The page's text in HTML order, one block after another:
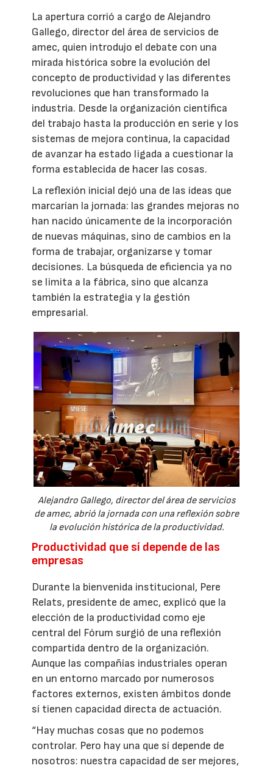
La apertura corrió a cargo de Alejandro
Gallego, director del área de servicios de
amec, quien introdujo el debate con una
mirada histórica sobre la evolución del
concepto de productividad y las diferentes
revoluciones que han transformado la
industria. Desde la organización científica
del trabajo hasta la producción en serie y los
sistemas de mejora continua, la capacidad
de avanzar ha estado ligada a cuestionar la
forma establecida de hacer las cosas.
La reflexión inicial dejó una de las ideas que
marcarían la jornada: las grandes mejoras no
han nacido únicamente de la incorporación
de nuevas máquinas, sino de cambios en la
forma de trabajar, organizarse y tomar
decisiones. La búsqueda de eficiencia ya no
se limita a la fábrica, sino que alcanza
también la estrategia y la gestión
empresarial.
Alejandro Gallego, director del área de servicios
de amec, abrió la jornada con una reflexión sobre
la evolución histórica de la productividad.
Productividad que sí depende de las
empresas
Durante la bienvenida institucional, Pere
Relats, presidente de amec, explicó que la
elección de la productividad como eje
central del Fórum surgió de una reflexión
compartida dentro de la organización.
Aunque las compañías industriales operan
en un entorno marcado por numerosos
factores externos, existen ámbitos donde
sí tienen capacidad directa de actuación.
“Hay muchas cosas que no podemos
controlar. Pero hay una que sí depende de
nosotros: nuestra capacidad de ser mejores,